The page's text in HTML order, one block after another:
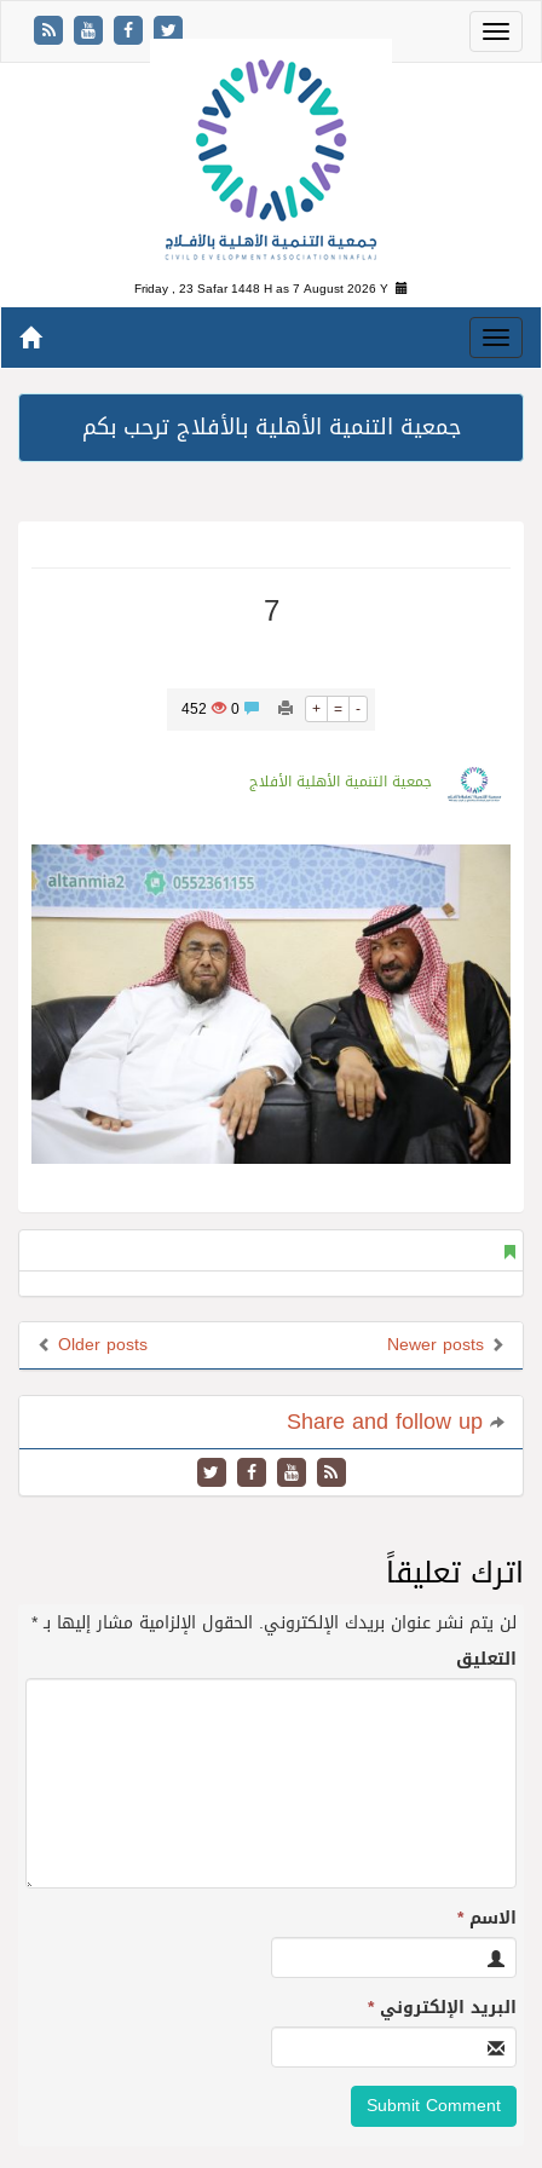
Friday , 23 Safar 1448 H as7 August 2026 Y
جمعية التنمية الأهلية بالأفلاج ترحب بكم
7
+ = -
452
جمعية التنمية الأهلية الأفلاج
Older posts
اترك تعليقاً
لن يتم نشر عنوان بريدك الإلكتروني. الحقول الإلزامية مشار إليها بـ*
التعليق
الاسم*
البريد الإلكتروني*